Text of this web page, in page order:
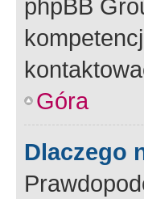
phpBB
Góra
Dlaczego